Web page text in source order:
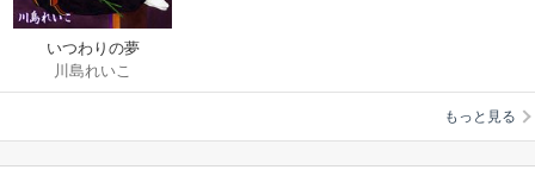
いつわりの夢
川島れいこ
もっと見る